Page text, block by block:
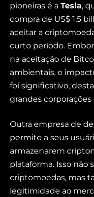
pioneiras é a Tesla,
compra de US$ 1,5
aceitar a
curto período.
na aceitação de
ambientais, o
foi significativo,
grandes
Outra empresa de
permite a seus
armazenarem
plataforma. Isso não
criptomoedas, mas
legitimidade ao